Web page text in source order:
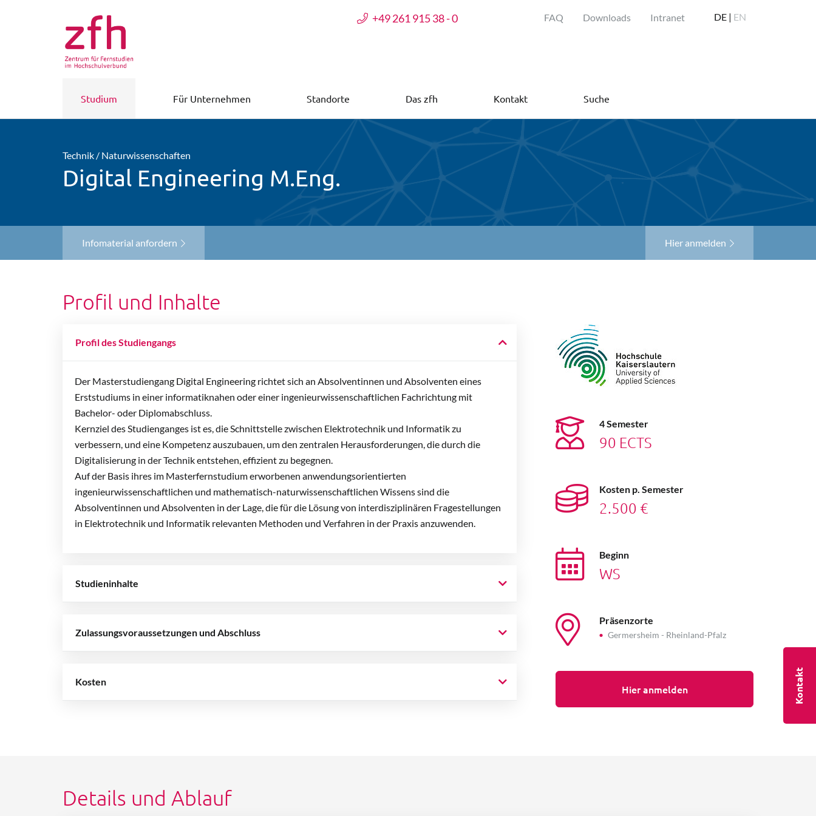
+49 261 915 38 - 0 FAQ Downloads Intranet DE | EN
Studium Für Unternehmen Standorte Das zfh Kontakt Suche
Technik / Naturwissenschaften
Digital Engineering M.Eng.
Infomaterial anfordern Hier anmelden
Profil und Inhalte
Profil des Studiengangs
Der Masterstudiengang Digital Engineering richtet sich an Absolventinnen und Absolventen eines
Erststudiums in einer informatiknahen oder einer ingenieurwissenschaftlichen Fachrichtung mit
Bachelor- oder Diplomabschluss.
Kernziel des Studienganges ist es, die Schnittstelle zwischen Elektrotechnik und Informatik zu
verbessern, und eine Kompetenz auszubauen, um den zentralen Herausforderungen, die durch die
Digitalisierung in der Technik entstehen, effizient zu begegnen.
Auf der Basis ihres im Masterfernstudium erworbenen anwendungsorientierten
ingenieurwissenschaftlichen und mathematisch-naturwissenschaftlichen Wissens sind die
Absolventinnen und Absolventen in der Lage, die für die Lösung von interdisziplinären Fragestellungen
in Elektrotechnik und Informatik relevanten Methoden und Verfahren in der Praxis anzuwenden.
Studieninhalte
Zulassungsvoraussetzungen und Abschluss
Kosten
4 Semester
90 ECTS
Kosten p. Semester
2.500 €
Beginn
WS
Präsenzorte
Germersheim - Rheinland-Pfalz
Hier anmelden
Details und Ablauf
Kontakt